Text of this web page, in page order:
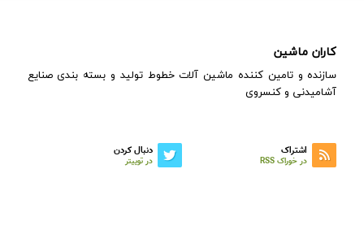
کاران ماشین
سازنده و تامین کننده ماشین آلات خطوط تولید و بسته بندی صنایع
آشامیدنی و کنسروی
دنبال کردن
در توییتر
اشتراک
در خوراک RSS